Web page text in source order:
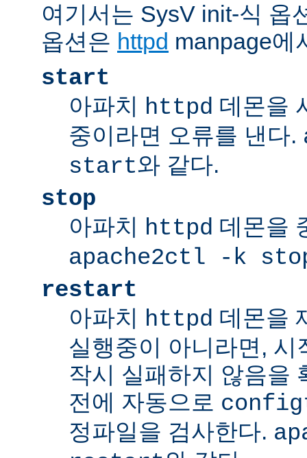
여기서는 SysV init-식 옵
옵션은 httpd manpage에
start
아파치 httpd 데몬을
중이라면 오류를 낸다.
start와 같다.
stop
아파치 httpd 데몬을
apache2ctl -k
restart
아파치 httpd 데몬을
실행중이 아니라면, 시
작시 실패하지 않음을
전에 자동으로
정파일을 검사한다.